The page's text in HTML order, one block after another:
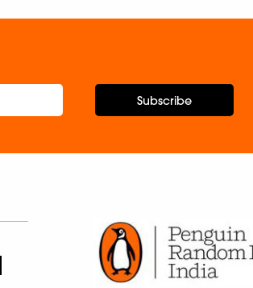
Subscribe